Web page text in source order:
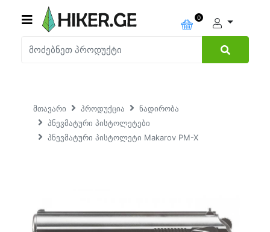
0
მთავარი პროდუქცია
ნადირობა
პნევმატური პისტოლეტები
პნევმატური პისტოლეტი Makarov PM-X